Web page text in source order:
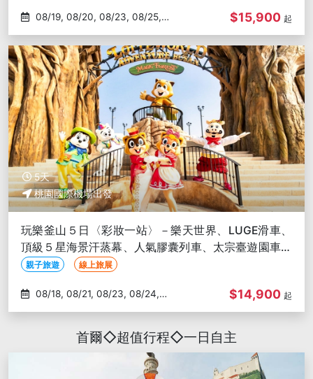
08/27
$15,900 起
5天
桃園國際機場出發
玩樂釜山５日〈彩妝一站〉－樂天世界、LUGE滑車、
頂級５星海景汗蒸幕、人氣膠囊列車、太宗臺遊園車、
海景咖啡廳、龍蝦餐-晚
親子旅遊 線上旅展
08/25
$14,900 起
首爾◇超值行程◇一日自主